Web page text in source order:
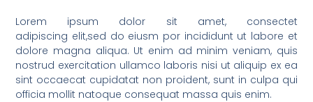
Lorem ipsum dolor sit amet, consectet
adipiscing elit,sed do eiusm por incididunt ut labore et
dolore magna aliqua. Ut enim ad minim veniam, quis
nostrud exercitation ullamco laboris nisi ut aliquip ex ea
sint occaecat cupidatat non proident, sunt in culpa qui
officia mollit natoque consequat massa quis enim.